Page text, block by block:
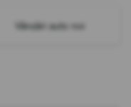
Vânzări auto noi